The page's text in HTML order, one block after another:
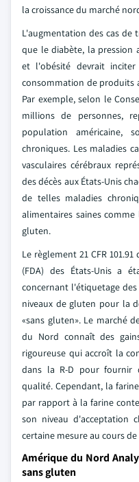
la croissance du marché
L'augmentation des cas
que le diabète, la pression
et l'obésité devrait
consommation de produits
Par exemple, selon le
millions de personnes,
population américaine,
chroniques. Les maladies
vasculaires cérébraux
des décès aux États-Unis
de telles maladies
alimentaires saines
gluten.
Le règlement 21 CFR
(FDA) des États-Unis a
concernant l'étiquetage
niveaux de gluten pour la
«sans gluten». Le marché
du Nord connaît des
rigoureuse qui accroît la
dans la R-D pour fournir
qualité. Cependant, la
par rapport à la farine
son niveau d'acceptation
certaine mesure au cours
Amérique du Nord
sans gluten